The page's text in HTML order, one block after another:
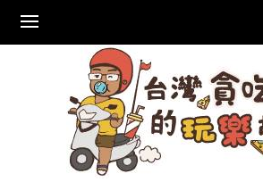
content